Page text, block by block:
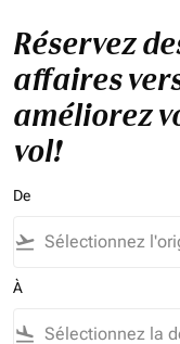
Réservez
affaires
améliorez
vol!
De
flight_takeoff
À
flight_land